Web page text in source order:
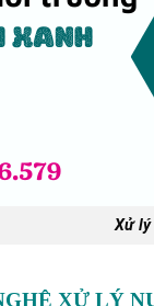
Xử lý
XỬ LÝ